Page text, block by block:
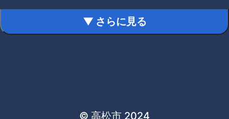
▼ さらに見る
© 高松市 2024